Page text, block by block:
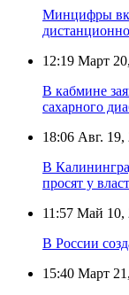
Минцифры
12:19 Март
В кабмине
сахарного
18:06 Авг. 19,
В
просят у
11:57 Май 10,
В России
15:40 Март